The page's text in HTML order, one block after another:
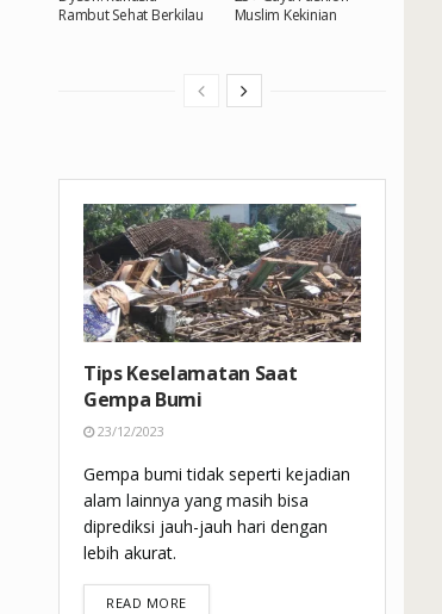
Rambut Sehat Berkilau
Muslim Kekinian
Tips Keselamatan Saat
Gempa Bumi
23/12/2023
Gempa bumi tidak seperti kejadian
alam lainnya yang masih bisa
diprediksi jauh-jauh hari dengan
lebih akurat.
READ MOREDETAILS